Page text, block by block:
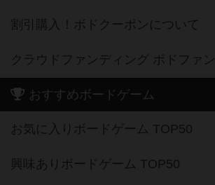
割引購入！ボドクーポンについて
クラウドファンディング ボドファン
おすすめボードゲーム
お気に入りボードゲーム TOP50
興味ありボードゲーム TOP50